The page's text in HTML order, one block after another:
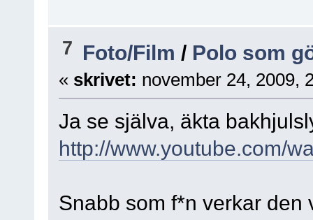
7 Foto/Film / Polo som
« skrivet: november 24, 2009,
Ja se själva, äkta
http://www.youtube.com/
Snabb som f*n verkar